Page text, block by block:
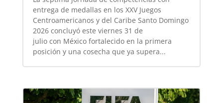
entrega de medallas en los XXV Juegos
Centroamericanos y del Caribe Santo Domingo
2026 concluyó este viernes 31 de
julio con México fortalecido en la primera
posición y una cosecha que ya supera...